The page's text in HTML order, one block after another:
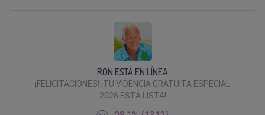
RON ESTÁ EN LÍNEA
¡FELICITACIONES! ¡TU VIDENCIA GRATUITA ESPECIAL
2026 ESTÁ LISTA!